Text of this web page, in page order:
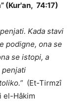
(Kur'an, 74:17)
Kada stavi
podigne, ona se
se istopi, a
penjati
(Et-Tirmzî
el-Hâkim